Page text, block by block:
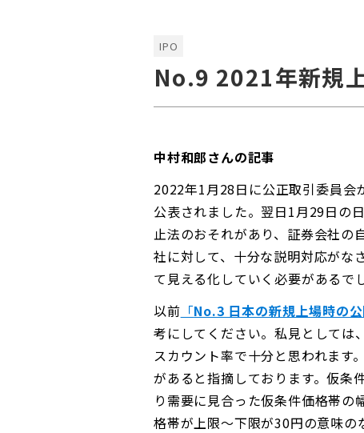
IPO
No.9 2021年新規
中村和郎さんの記事
2022年1月28日に公正取引委員会
公表されました。翌日1月29日の
止法のおそれがあり、証券会社の
社に対して、十分な説明対応がな
て見える化していく必要があるで
以前 「No.3 日本の新規上場時の
考にしてください。私見としては
スカウント率で十分と思われます
があると指摘しております。仮条
り需要に見合った仮条件価格帯
格帯が上限～下限が30円の意味